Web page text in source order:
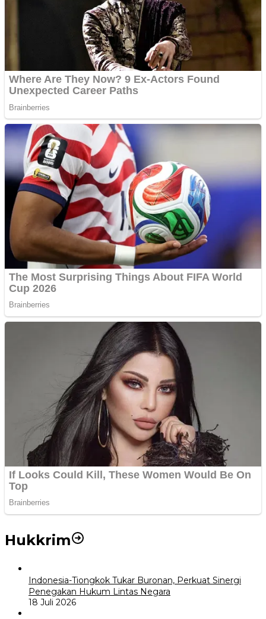
Hukkrim
Indonesia-Tiongkok Tukar Buronan, Perkuat Sinergi
Penegakan Hukum Lintas Negara
18 Juli 2026